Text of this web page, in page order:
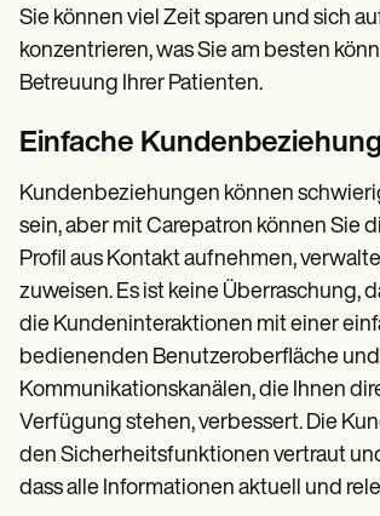
Sie können viel Zeit sparen und sich
konzentrieren, was Sie am besten
Betreuung Ihrer Patienten.
Einfache
Kundenbeziehungen können
sein, aber mit Carepatron können Sie
Profil aus Kontakt aufnehmen,
zuweisen. Es ist keine Überraschung,
die Kundeninteraktionen mit einer
bedienenden Benutzeroberfläche und
Kommunikationskanälen, die Ihnen
Verfügung stehen, verbessert. Die
den Sicherheitsfunktionen vertraut
dass alle Informationen aktuell und